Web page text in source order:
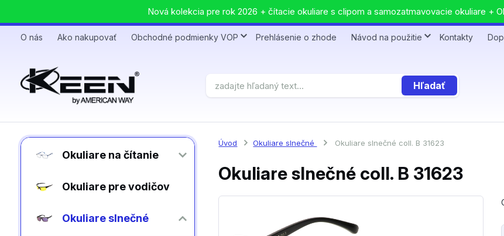
Nová kolekcia pre rok 2026 + čítacie okuliare s clipom a samozatmavovacie okuliare +
O nás Ako nakupovať Obchodné podmienky VOP Prehlásenie o zhode Návod na použitie Kontakty
Hľadať
Okuliare na čítanie
Okuliare pre vodičov
Okuliare slnečné
Úvod Okuliare slnečné Okuliare slnečné coll. B 31623
Okuliare slnečné coll. B 31623